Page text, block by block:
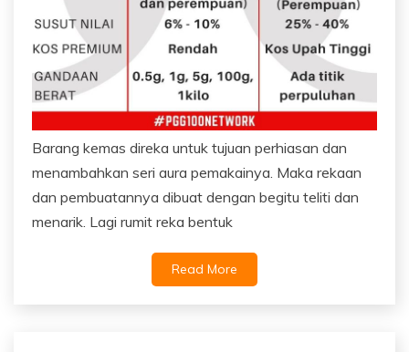
Barang kemas direka untuk tujuan perhiasan dan
menambahkan seri aura pemakainya. Maka rekaan
dan pembuatannya dibuat dengan begitu teliti dan
menarik. Lagi rumit reka bentuk
Read More